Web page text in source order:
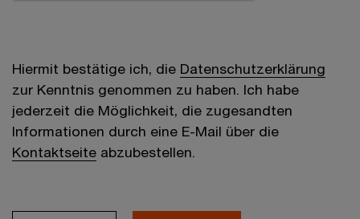
Hiermit bestätige ich, die Datenschutzerklärung
zur Kenntnis genommen zu haben. Ich habe
jederzeit die Möglichkeit, die zugesandten
Informationen durch eine E-Mail über die
Kontaktseite abzubestellen.